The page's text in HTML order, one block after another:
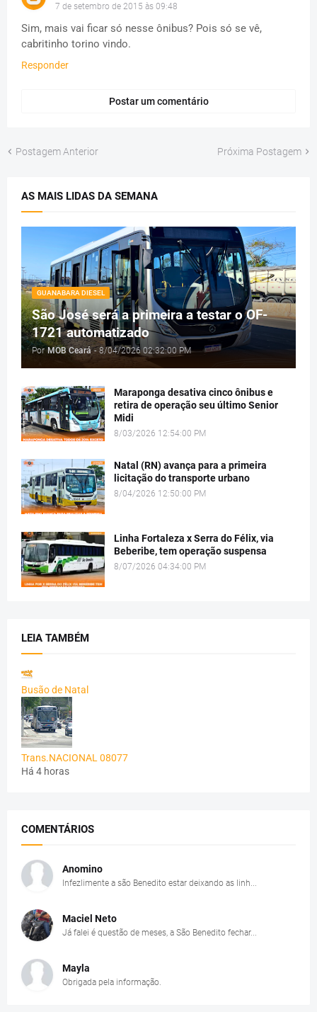
7 de setembro de 2015 às 09:48
Sim, mais vai ficar só nesse ônibus? Pois só se vê,
cabritinho torino vindo.
Responder
Postar um comentário
Postagem Anterior Próxima Postagem
AS MAIS LIDAS DA SEMANA
GUANABARA DIESEL
São José será a primeira a testar o OF-
1721 automatizado
Por MOB Ceará - 8/04/2026 02:32:00 PM
Maraponga desativa cinco ônibus e
retira de operação seu último Senior
Midi
8/03/2026 12:54:00 PM
Natal (RN) avança para a primeira
licitação do transporte urbano
8/04/2026 12:50:00 PM
Linha Fortaleza x Serra do Félix, via
Beberibe, tem operação suspensa
8/07/2026 04:34:00 PM
LEIA TAMBÉM
Busão de Natal
Trans.NACIONAL 08077
Há 4 horas
COMENTÁRIOS
Anomino
Infezlimente a são Benedito estar deixando as linh...
Maciel Neto
Já falei é questão de meses, a São Benedito fechar...
Mayla
Obrigada pela informação.